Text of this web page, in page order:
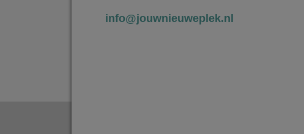
info@jouwnieuweplek.nl